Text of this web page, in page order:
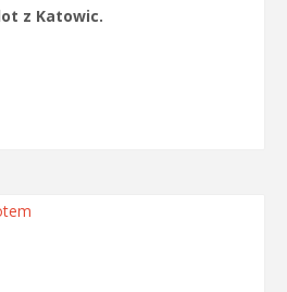
z Katowic.